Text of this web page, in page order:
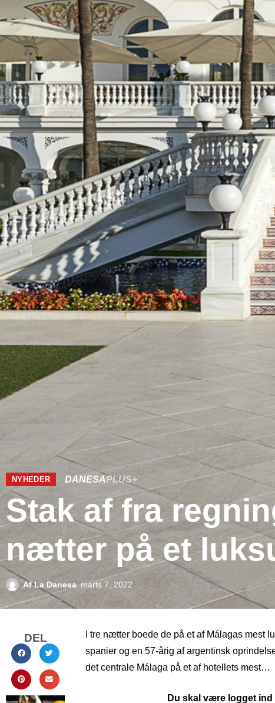
NYHEDER DANESAPLUS+
Stak af fra
nætter på et
AfLa Danesa marts 7, 2022
DEL
I tre nætter boede de på et af Málagas mest
spanier og en 57-årig af argentinsk
det centrale Málaga på et af hotellets mest…
Du skal være logget